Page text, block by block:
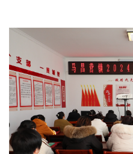
北京宣传文化引导基金
宣传思想文化人才
专题
资料库